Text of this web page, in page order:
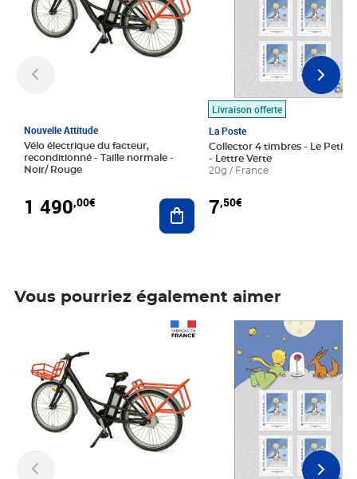
Nouvelle Attitude
Vélo électrique du facteur,
reconditionné - Taille normale -
Noir/ Rouge
1 490,00€ Ajouter au panier
Livraison offerte
La Poste
Collector 4 timbres - Le Petit
- Lettre Verte
20g / France
7,50€
Vous pourriez également aimer
Prix 7,50€